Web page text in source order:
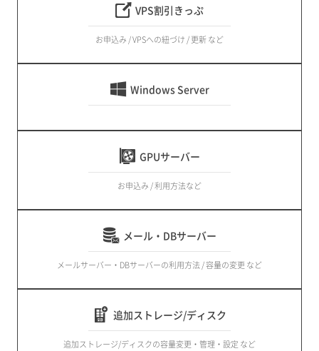
VPS割引きっぷ
お申込み / VPSへの紐づけ / 更新 など
Windows Server
GPUサーバー
お申込み / 利用方法など
メール・DBサーバー
メールサーバー・DBサーバーの利用方法 / 容量の変更 など
追加ストレージ/ディスク
追加ストレージ/ディスクの容量変更・管理・設定 など